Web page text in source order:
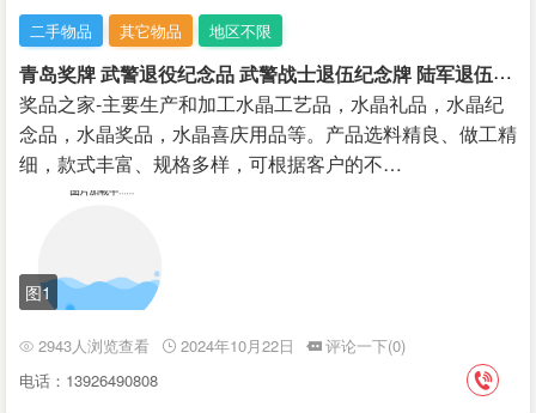
二手物品 其它物品 地区不限
青
岛奖牌 武警退役纪念品 武警战士退伍纪念牌 陆军退伍纪念盒
奖品之家-主要生产和加工水晶工艺品，水晶礼品，水晶纪
念品，水晶奖品，水晶喜庆用品等。产品选料精良、做工精
细，款式丰富、规格多样，可根据客户的不…
图1
2943人浏览查看 2024年10月22日
评论一下(0)
电话：13926490808